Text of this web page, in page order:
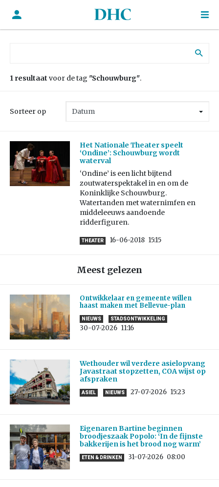
1 resultaat voor de tag "Schouwburg".
Sorteer op
Het Nationale Theater speelt
‘Ondine’: Schouwburg wordt
waterval
‘Ondine’ is een licht bijtend
zoutwaterspektakel in en om de
Koninklijke Schouwburg.
Watertanden met waternimfen en
middeleeuws aandoende
ridderfiguren.
THEATER 16-06-2018 15:15
Meest gelezen
Ontwikkelaar en gemeente willen
haast maken met Bellevue-plan
NIEUWS STADSONTWIKKELING
30-07-2026 11:16
Wethouder wil verdere asielopvang
Javastraat stopzetten, COA wijst op
afspraken
ASIEL NIEUWS 27-07-2026 15:23
Eigenaren Bartine beginnen
broodjeszaak Popolo: ‘In de fijnste
bakkerijen is het brood nog warm’
ETEN & DRINKEN 31-07-2026 08:00